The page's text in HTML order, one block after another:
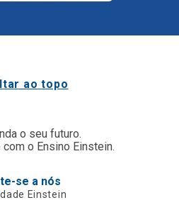
ao topo
o seu futuro.
o Ensino Einstein.
se a nós
Einstein